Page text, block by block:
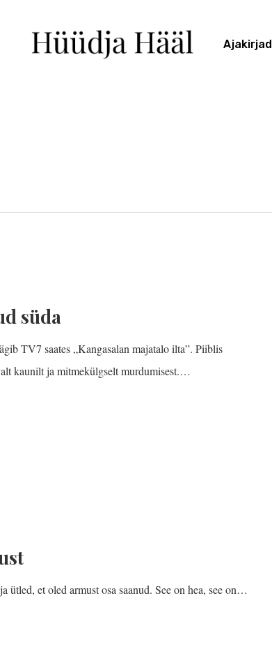
Ajakirjad
süda
TV7 saates „Kangasalan majatalo ilta”. Piiblis
kaunilt ja mitmekülgselt murdumisest.…
ütled, et oled armust osa saanud. See on hea, see on…